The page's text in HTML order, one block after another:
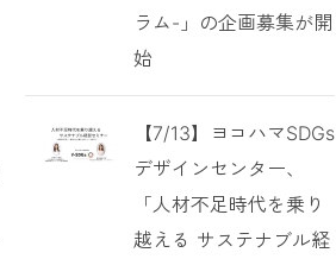
ラム-」の企画募集が開
始
【7/13】ヨコハマSDGs
デザインセンター、
「人材不足時代を乗り
越える サステナブル経